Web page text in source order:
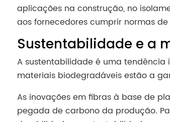
aplicações na construção, no
aos fornecedores cumprir normas
Sustentabilidade e a
A sustentabilidade é uma
materiais biodegradáveis estão a
As inovações em fibras à base de
pegada de carbono da produção.